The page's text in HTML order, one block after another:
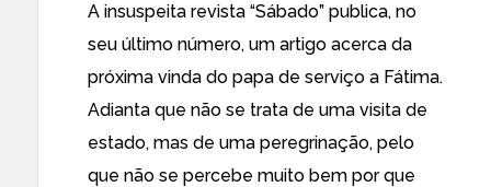
A insuspeita revista “Sábado” publica, no
seu último número, um artigo acerca da
próxima vinda do papa de serviço a Fátima.
Adianta que não se trata de uma visita de
estado, mas de uma peregrinação, pelo
que não se percebe muito bem por que